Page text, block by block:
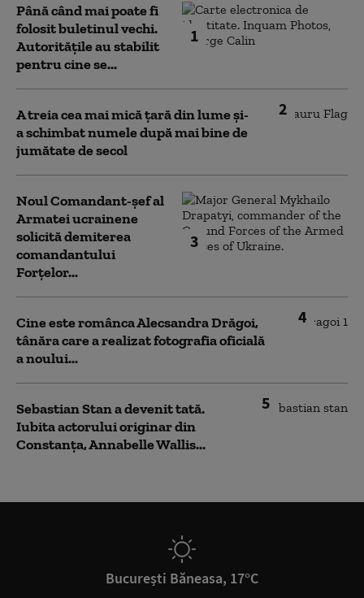
1
Până când mai poate fi
folosit buletinul vechi.
Autoritățile au stabilit
pentru cine se...
2
A treia cea mai mică țară din lume și-
a schimbat numele după mai bine de
jumătate de secol
3
Noul Comandant-șef al
Armatei ucrainene
solicită demiterea
comandantului
Forțelor...
4
Cine este românca Alecsandra Drăgoi,
tânăra care a realizat fotografia oficială
a noului...
5
Sebastian Stan a devenit tată.
Iubita actorului originar din
Constanța, Annabelle Wallis...
București Băneasa, 17°C